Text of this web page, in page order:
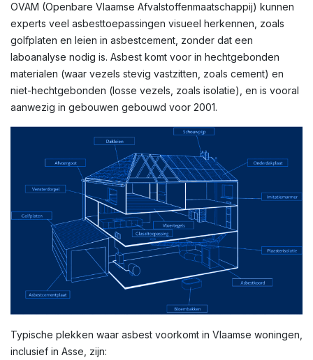
OVAM (Openbare Vlaamse Afvalstoffenmaatschappij) kunnen
experts veel asbesttoepassingen visueel herkennen, zoals
golfplaten en leien in asbestcement, zonder dat een
laboanalyse nodig is. Asbest komt voor in hechtgebonden
materialen (waar vezels stevig vastzitten, zoals cement) en
niet-hechtgebonden (losse vezels, zoals isolatie), en is vooral
aanwezig in gebouwen gebouwd voor 2001.
Typische plekken waar asbest voorkomt in Vlaamse woningen,
inclusief in Asse, zijn: